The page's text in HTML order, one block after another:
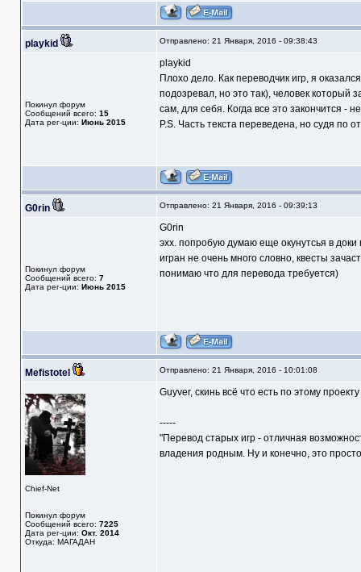
playkid Отправлено: 21 Января, 2016 - 09:38:43
Покинул форум
Сообщений всего: 15
Дата рег-ции: Июнь 2015
playkid
Плохо дело. Как переводчик игр, я
подозревал, но это так), человек который
сам, для себя. Когда все это закончится -
P.S. Часть текста переведена, но судя по
G0rin Отправлено: 21 Января, 2016 - 09:39:13
Покинул форум
Сообщений всего: 7
Дата рег-ции: Июнь 2015
G0rin
эхх. попробую думаю еще окунутсья в доки
игран не очень много словно, квесты
понимаю что для перевода требуется)
Mefistotel Отправлено: 21 Января, 2016 - 10:01:08
Chief-Net
Покинул форум
Сообщений всего: 7225
Дата рег-ции: Окт. 2014
Откуда: МАГАДАН
Guyver, скинь всё что есть по этому
-----
"Перевод старых игр - отличная
владения родным. Ну и конечно, это